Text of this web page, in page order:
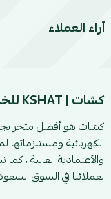
آراء العملاء
كشات | KSHAT للخدمات السيارات البرية
كشات هو أفضل متجر
الكهربائية ومستلزماتها
والأعتمادية العالية ،
لعملائنا في السوق